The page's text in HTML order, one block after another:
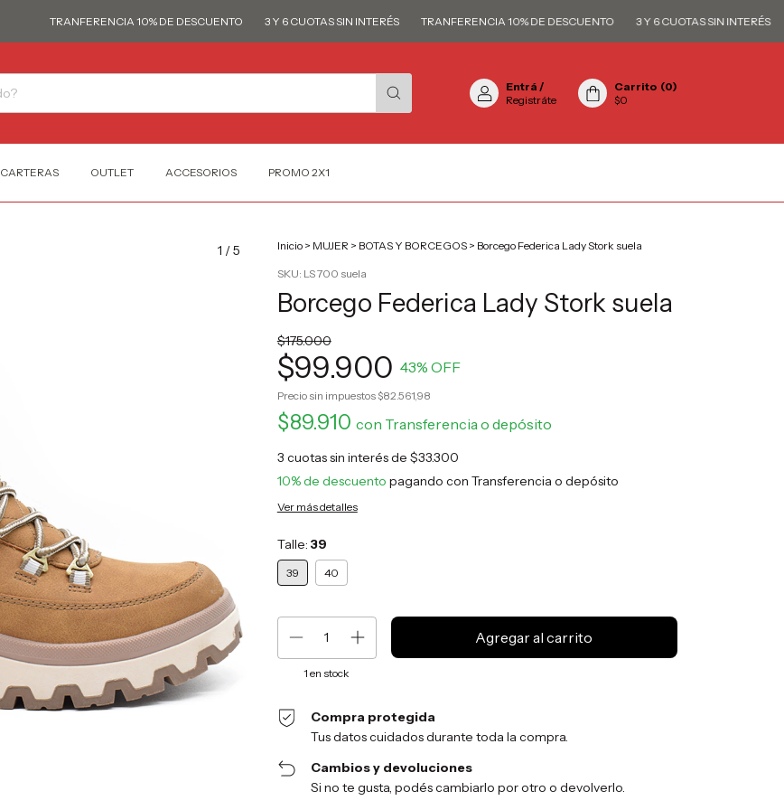
TRANFERENCIA 10% DE DESCUENTO 3 Y 6 CUOTAS SIN INTERÉS TRANFERENCIA 10% DE DESCUENTO 3 Y 6 CUOTAS SIN INTERÉS
Entrá /
Registráte
Carrito (0)
$0
CARTERAS OUTLET ACCESORIOS PROMO 2X1
1 /5 Inicio > MUJER > BOTAS Y BORCEGOS > Borcego Federica Lady Stork suela
SKU: LS 700 suela
Borcego Federica Lady Stork suela
$175.000
$99.900 43% OFF
Precio sin impuestos$82.561,98
$89.910 con Transferencia o depósito
3 cuotas sin interés de $33.300
10% de descuento pagando con Transferencia o depósito
Ver más detalles
Talle: 39
39 40
1 en stock
Compra protegida
Tus datos cuidados durante toda la compra.
Cambios y devoluciones
Si no te gusta, podés cambiarlo por otro o devolverlo.